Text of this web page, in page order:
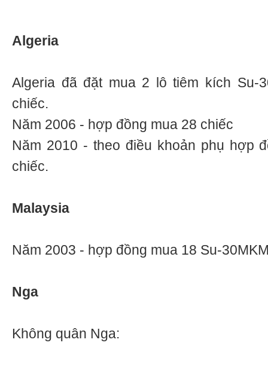
Algeria
Algeria đã đặt mua 2 lô tiêm kích Su-
chiếc.
Năm 2006 - hợp đồng mua 28 chiếc
Năm 2010 - theo điều khoản phụ hợp
chiếc.
Malaysia
Năm 2003 - hợp đồng mua 18 Su-
Nga
Không quân Nga: